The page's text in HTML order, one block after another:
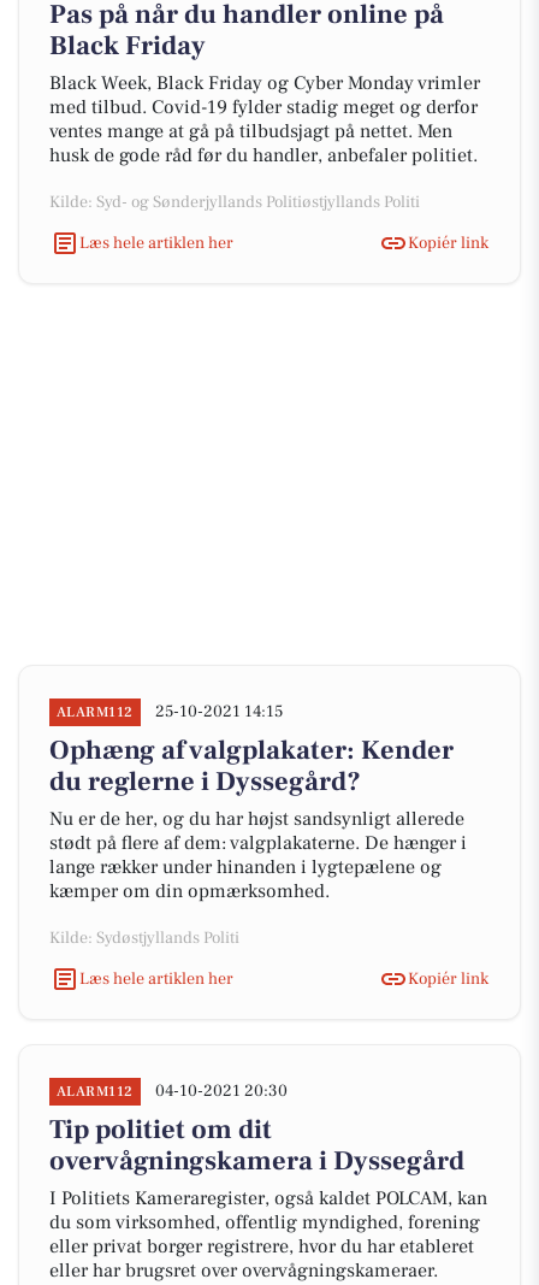
Pas på når du handler online på
Black Friday
Black Week, Black Friday og Cyber Monday vrimler
med tilbud. Covid-19 fylder stadig meget og derfor
ventes mange at gå på tilbudsjagt på nettet. Men
husk de gode råd før du handler, anbefaler politiet.
Kilde: Syd- og Sønderjyllands Politiøstjyllands Politi
Læs hele artiklen her
Kopiér link
ALARM112 25-10-2021 14:15
Ophæng af valgplakater: Kender
du reglerne i Dyssegård?
Nu er de her, og du har højst sandsynligt allerede
stødt på flere af dem: valgplakaterne. De hænger i
lange rækker under hinanden i lygtepælene og
kæmper om din opmærksomhed.
Kilde: Sydøstjyllands Politi
Læs hele artiklen her
Kopiér link
ALARM112 04-10-2021 20:30
Tip politiet om dit
overvågningskamera i Dyssegård
I Politiets Kameraregister, også kaldet POLCAM, kan
du som virksomhed, offentlig myndighed, forening
eller privat borger registrere, hvor du har etableret
eller har brugsret over overvågningskameraer.